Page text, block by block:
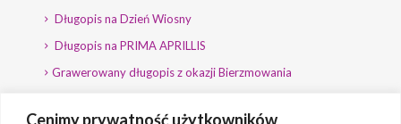
Cenimy prywatność użytkowników
Długopis na Dzień Wiosny
Długopis na PRIMA APRILLIS
Grawerowany długopis z okazji Bierzmowania